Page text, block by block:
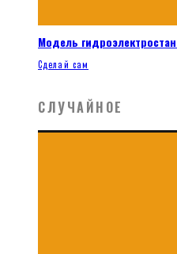
Модель
Сделай сам
СЛУЧАЙНОЕ